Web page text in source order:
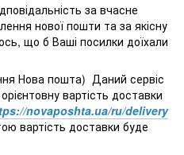
за вчасне
нової пошти та за якісну
що б Ваші посилки доїхали
Нова пошта) Даний сервіс
вартість доставки
novaposhta.ua/ru/delivery
вартість доставки буде